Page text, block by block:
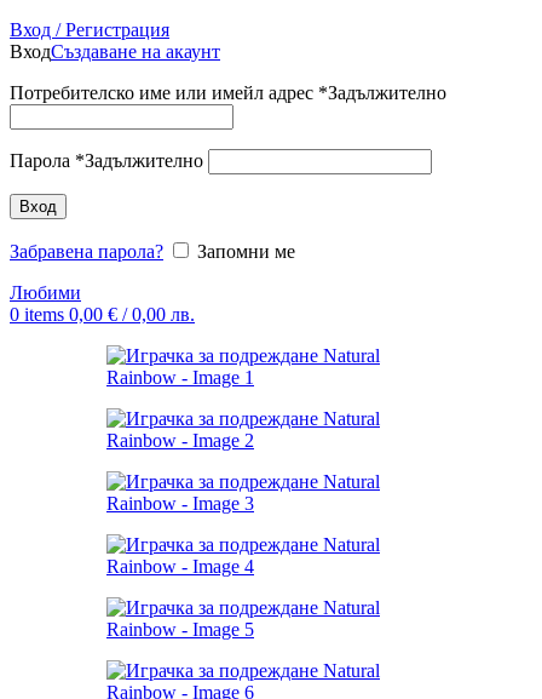
Вход / Регистрация
ВходСъздаване на акаунт
Потребителско име или имейл адрес *Задължително
Парола *Задължително
Вход
Забравена парола?
Запомни ме
Любими
0 items 0,00 € / 0,00 лв.